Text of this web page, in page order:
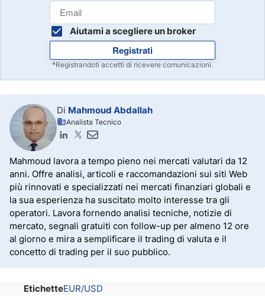
Aiutami a scegliere un broker
Registrati
*Registrandoti accetti di ricevere comunicazioni.
Di Mahmoud Abdallah
Analista Tecnico
Mahmoud lavora a tempo pieno nei mercati valutari da 12
anni. Offre analisi, articoli e raccomandazioni sui siti Web
più rinnovati e specializzati nei mercati finanziari globali e
la sua esperienza ha suscitato molto interesse tra gli
operatori. Lavora fornendo analisi tecniche, notizie di
mercato, segnali gratuiti con follow-up per almeno 12 ore
al giorno e mira a semplificare il trading di valuta e il
concetto di trading per il suo pubblico.
EtichetteEUR/USD